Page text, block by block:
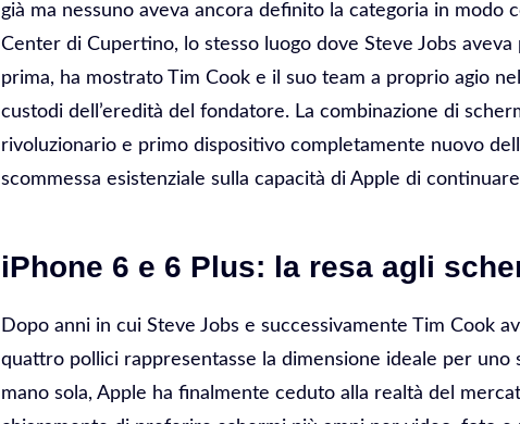
già ma nessuno aveva ancora definito la categoria in modo
Center di Cupertino, lo stesso luogo dove Steve Jobs
prima, ha mostrato Tim Cook e il suo team a proprio agio
custodi dell’eredità del fondatore. La combinazione di
rivoluzionario e primo dispositivo completamente nuovo
scommessa esistenziale sulla capacità di Apple di
iPhone 6 e 6 Plus: la resa agli
Dopo anni in cui Steve Jobs e successivamente Tim Cook
quattro pollici rappresentasse la dimensione ideale per uno
mano sola, Apple ha finalmente ceduto alla realtà del